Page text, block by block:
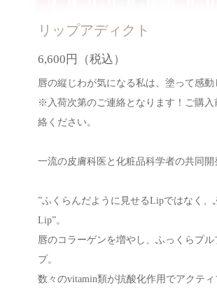
リップアディクト
6,600円（税込）
唇の縦じわが気になる私は、塗って感動
※入荷次第のご連絡となります！ご購入
絡ください。
一流の皮膚科医と化粧品科学者の共同開
”ふくらんだように見せるLipではなく、
Lip”。
唇のコラーゲンを増やし、ふっくらプル
プ。
数々のvitamin類が抗酸化作用でアクテ